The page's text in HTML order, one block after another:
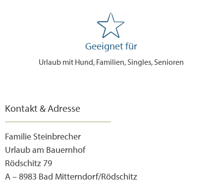
Geeignet für
Urlaub mit Hund, Familien, Singles, Senioren
Kontakt & Adresse
Familie Steinbrecher
Urlaub am Bauernhof
Rödschitz 79
A – 8983 Bad Mitterndorf/Rödschitz